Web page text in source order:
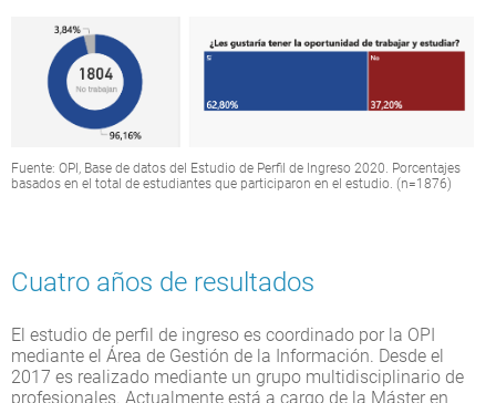
Fuente: OPI, Base de datos del Estudio de Perfil de Ingreso 2020. Porcentajes
basados en el total de estudiantes que participaron en el estudio. (n=1876)
Cuatro años de resultados
El estudio de perfil de ingreso es coordinado por la OPI
mediante el Área de Gestión de la Información. Desde el
2017 es realizado mediante un grupo multidisciplinario de
profesionales. Actualmente está a cargo de la Máster en